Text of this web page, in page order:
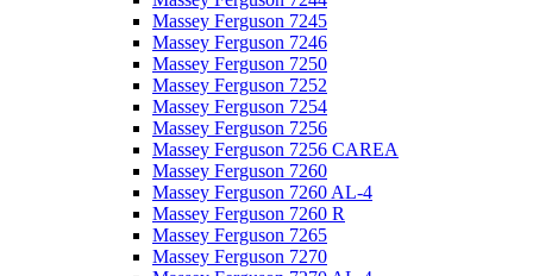
Massey Ferguson 7245
Massey Ferguson 7246
Massey Ferguson 7250
Massey Ferguson 7252
Massey Ferguson 7254
Massey Ferguson 7256
Massey Ferguson 7256 CAREA
Massey Ferguson 7260
Massey Ferguson 7260 AL-4
Massey Ferguson 7260 R
Massey Ferguson 7265
Massey Ferguson 7270